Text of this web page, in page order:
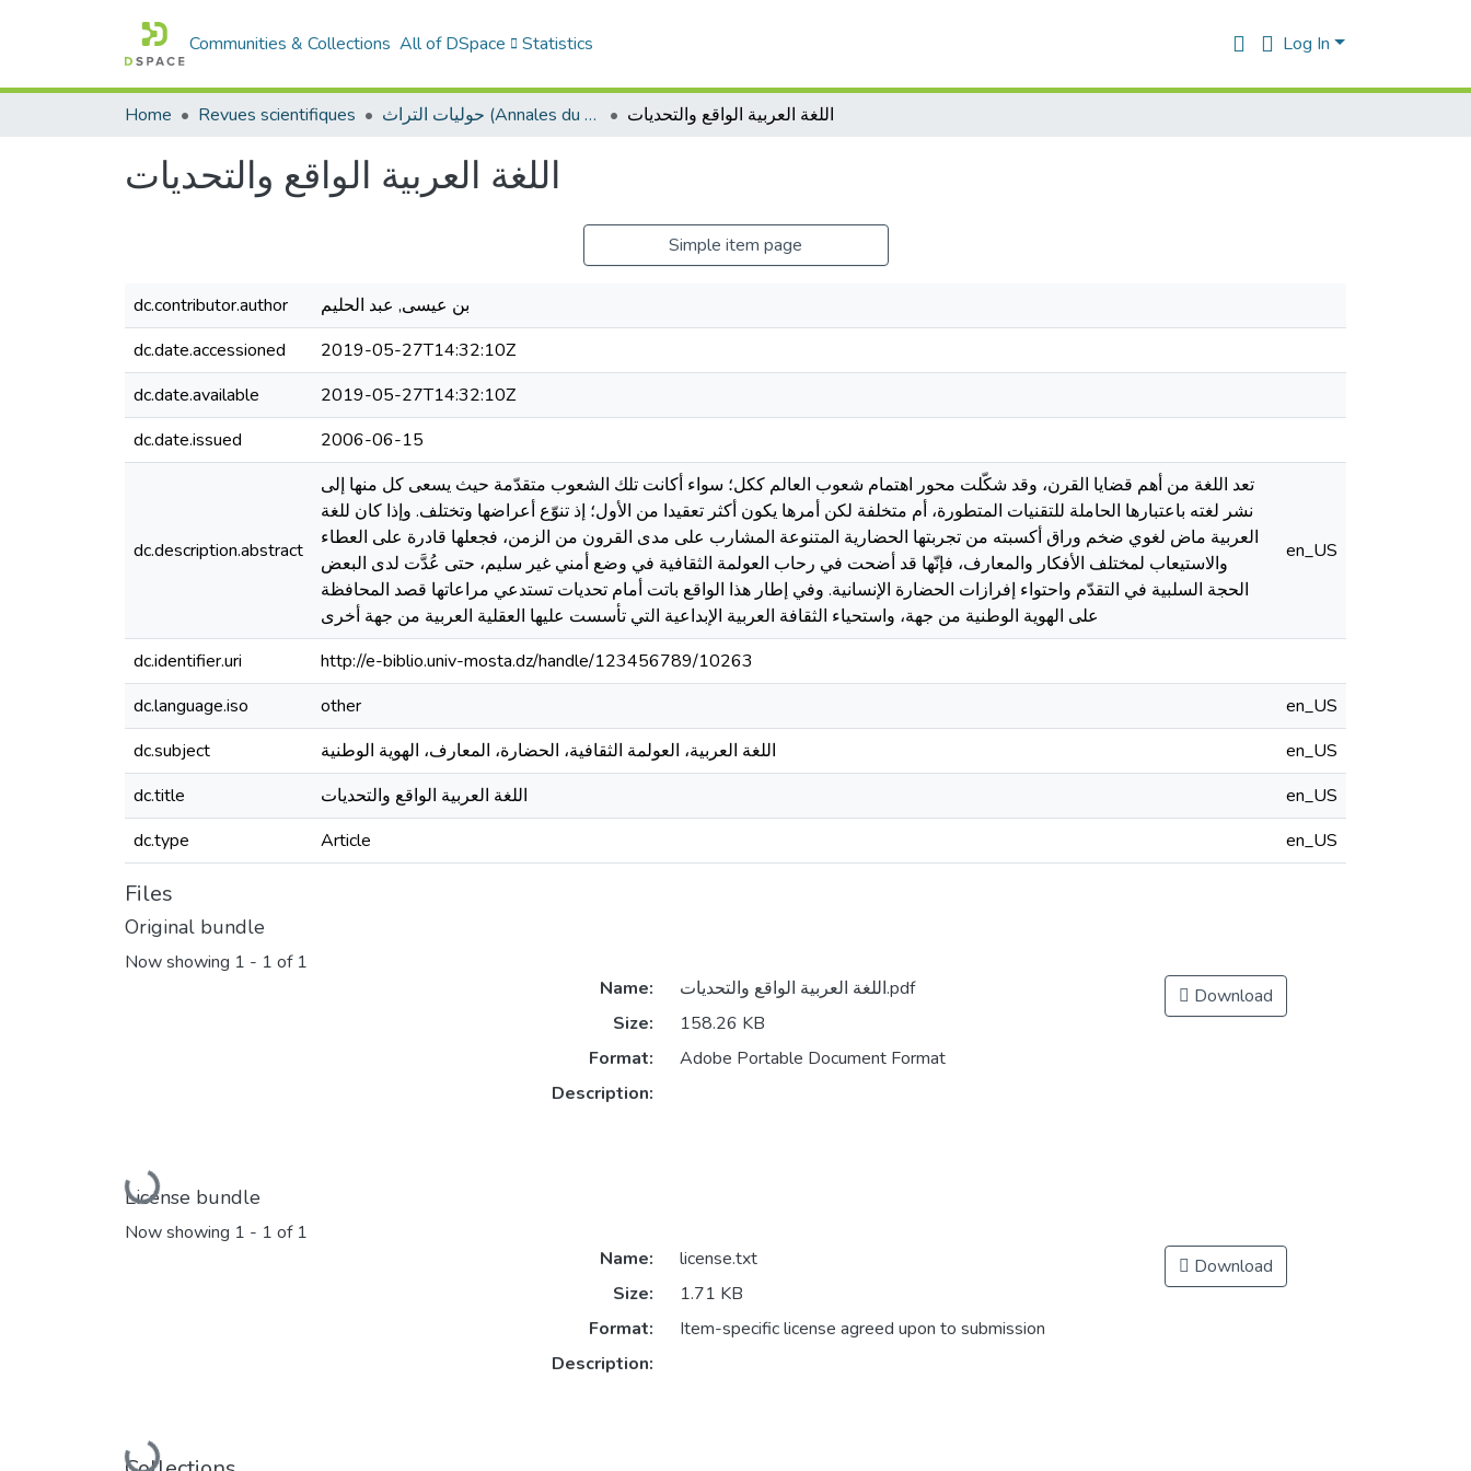
Communities & Collections All of DSpace Statistics Log In
Home Revues scientifiques حوليات التراث (Annales du patrimoine) اللغة العربية الواقع والتحديات
اللغة العربية الواقع والتحديات
Simple item page
dc.contributor.author
بن عيسى, عبد الحليم
dc.date.accessioned
2019-05-27T14:32:10Z
dc.date.available
2019-05-27T14:32:10Z
dc.date.issued
2006-06-15
dc.description.abstract
تعد اللغة من أهم قضايا القرن، وقد شكّلت محور اهتمام شعوب العالم ككل؛ سواء أكانت تلك الشعوب متقدّمة حيث يسعى كل منها إلى
نشر لغته باعتبارها الحاملة للتقنيات المتطورة، أم متخلفة لكن أمرها يكون أكثر تعقيدا من الأول؛ إذ تنوّع أعراضها وتختلف. وإذا كان للغة
العربية ماض لغوي ضخم وراق أكسبته من تجربتها الحضارية المتنوعة المشارب على مدى القرون من الزمن، فجعلها قادرة على العطاء
والاستيعاب لمختلف الأفكار والمعارف، فإنّها قد أضحت في رحاب العولمة الثقافية في وضع أمني غير سليم، حتى عُدَّت لدى البعض
الحجة السلبية في التقدّم واحتواء إفرازات الحضارة الإنسانية. وفي إطار هذا الواقع باتت أمام تحديات تستدعي مراعاتها قصد المحافظة
على الهوية الوطنية من جهة، واستحياء الثقافة العربية الإبداعية التي تأسست عليها العقلية العربية من جهة أخرى
en_US
dc.identifier.uri
http://e-biblio.univ-mosta.dz/handle/123456789/10263
dc.language.iso
other
en_US
dc.subject
اللغة العربية، العولمة الثقافية، الحضارة، المعارف، الهوية الوطنية
en_US
dc.title
اللغة العربية الواقع والتحديات
en_US
dc.type
Article en_US
Files
Original bundle
Now showing 1 - 1 of 1
Loading...
Name:
اللغة العربية الواقع والتحديات.pdf
Size:
158.26 KB
Format:
Adobe Portable Document Format
Description:
Download
License bundle
Now showing 1 - 1 of 1
Name:
license.txt
Size:
1.71 KB
Format:
Item-specific license agreed upon to submission
Description:
Download